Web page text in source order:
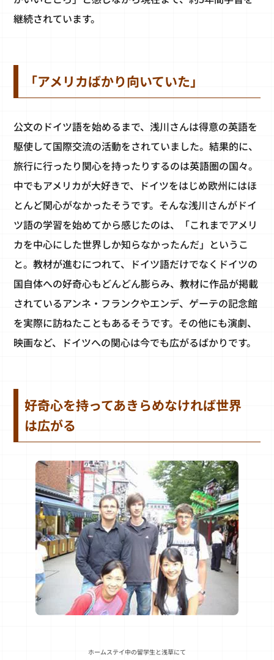
継続されています。
「アメリカばかり向いていた」
公文のドイツ語を始めるまで、浅川さんは得意の英語を
駆使して国際交流の活動をされていました。結果的に、
旅行に行ったり関心を持ったりするのは英語圏の国々。
中でもアメリカが大好きで、ドイツをはじめ欧州にはほ
とんど関心がなかったそうです。そんな浅川さんがドイ
ツ語の学習を始めてから感じたのは、「これまでアメリ
カを中心にした世界しか知らなかったんだ」というこ
と。教材が進むにつれて、ドイツ語だけでなくドイツの
国自体への好奇心もどんどん膨らみ、教材に作品が掲載
されているアンネ・フランクやエンデ、ゲーテの記念館
を実際に訪ねたこともあるそうです。その他にも演劇、
映画など、ドイツへの関心は今でも広がるばかりです。
好奇心を持ってあきらめなければ世界
は広がる
ホームステイ中の留学生と浅草にて